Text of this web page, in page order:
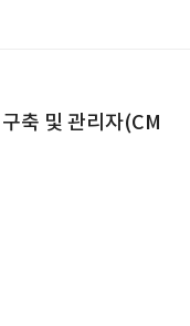
축 및 관리자(CM